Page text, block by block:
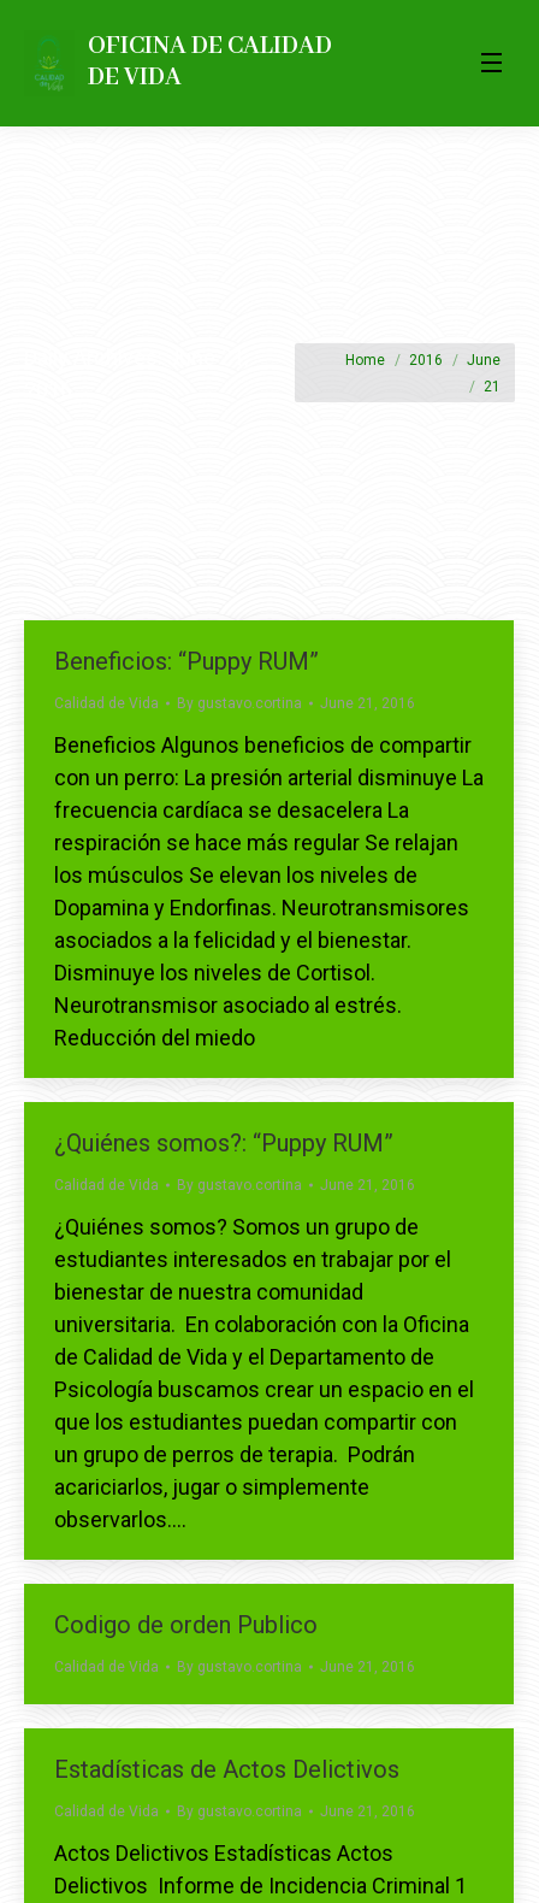
OFICINA DE CALIDAD
DE VIDA
You are here:
Home 2016
June
21
Beneficios: “Puppy RUM”
Calidad de Vida By gustavo.cortina June 21, 2016
Beneficios Algunos beneficios de compartir
con un perro: La presión arterial disminuye La
frecuencia cardíaca se desacelera La
respiración se hace más regular Se relajan
los músculos Se elevan los niveles de
Dopamina y Endorfinas. Neurotransmisores
asociados a la felicidad y el bienestar.
Disminuye los niveles de Cortisol.
Neurotransmisor asociado al estrés.
Reducción del miedo
¿Quiénes somos?: “Puppy RUM”
Calidad de Vida By gustavo.cortina June 21, 2016
¿Quiénes somos? Somos un grupo de
estudiantes interesados en trabajar por el
bienestar de nuestra comunidad
universitaria. En colaboración con la Oficina
de Calidad de Vida y el Departamento de
Psicología buscamos crear un espacio en el
que los estudiantes puedan compartir con
un grupo de perros de terapia. Podrán
acariciarlos, jugar o simplemente
observarlos.…
Codigo de orden Publico
Calidad de Vida By gustavo.cortina June 21, 2016
Estadísticas de Actos Delictivos
Calidad de Vida By gustavo.cortina June 21, 2016
Actos Delictivos Estadísticas Actos
Delictivos Informe de Incidencia Criminal 1